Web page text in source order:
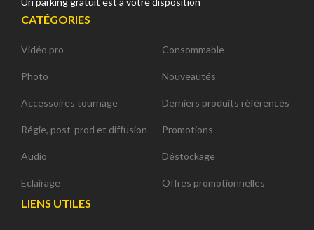
CATÉGORIES
Vidéo pro
Photo
Accessoires tournage
Régie, post-prod et diffusion
Audio
Eclairage
Consommable
Nouveautés
Derniers produits référencés
Promotions
Déstockage
Offres promotionnelles
LIENS UTILES